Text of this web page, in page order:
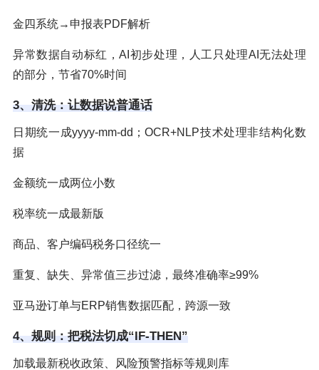
金四系统→申报表PDF解析
异常数据自动标红，AI初步处理，人工只处理AI无法处理
的部分，节省70%时间
3、清洗：让数据说普通话
日期统一成yyyy-mm-dd；OCR+NLP技术处理非结构化数
据
金额统一成两位小数
税率统一成最新版
商品、客户编码税务口径统一
重复、缺失、异常值三步过滤，最终准确率≥99%
亚马逊订单与ERP销售数据匹配，跨源一致
4、规则：把税法切成“IF-THEN”
加载最新税收政策、风险预警指标等规则库